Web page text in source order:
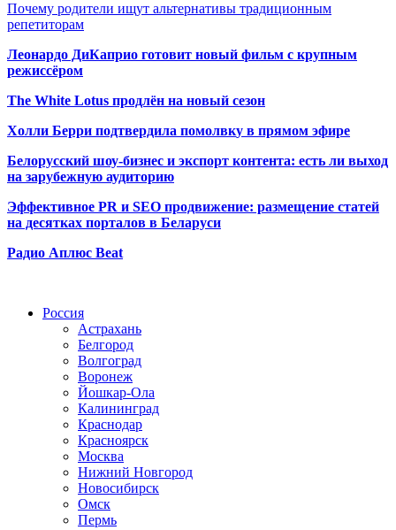
Почему родители ищут альтернативы традиционным
репетиторам
Леонардо ДиКаприо готовит новый фильм с крупным
режиссёром
The White Lotus продлён на новый сезон
Холли Берри подтвердила помолвку в прямом эфире
Белорусский шоу-бизнес и экспорт контента: есть ли выход
на зарубежную аудиторию
Эффективное PR и SEO продвижение: размещение статей
на десятках порталов в Беларуси
Радио Аплюс Beat
Россия
Астрахань
Белгород
Волгоград
Воронеж
Йошкар-Ола
Калининград
Краснодар
Красноярск
Москва
Нижний Новгород
Новосибирск
Омск
Пермь